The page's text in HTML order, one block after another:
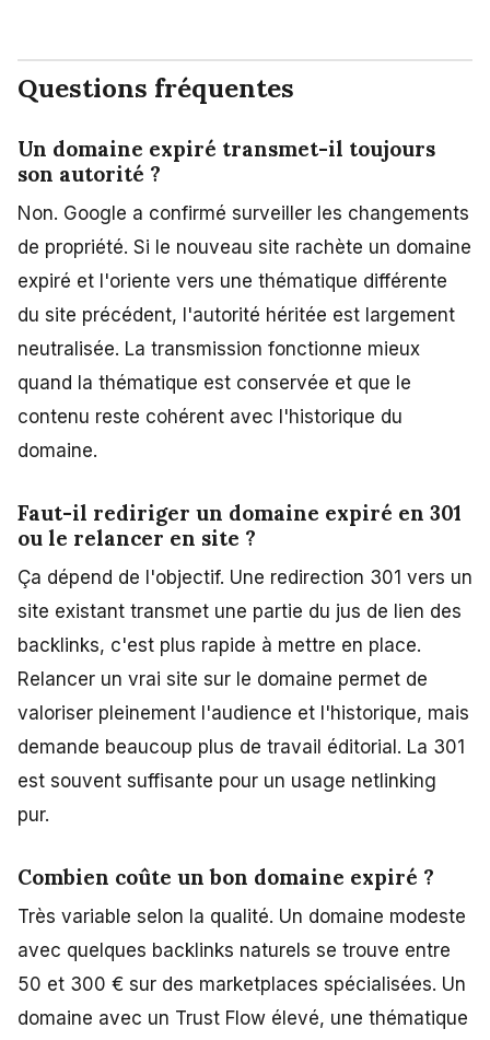
Questions fréquentes
Un domaine expiré transmet-il toujours
son autorité ?
Non. Google a confirmé surveiller les changements
de propriété. Si le nouveau site rachète un domaine
expiré et l'oriente vers une thématique différente
du site précédent, l'autorité héritée est largement
neutralisée. La transmission fonctionne mieux
quand la thématique est conservée et que le
contenu reste cohérent avec l'historique du
domaine.
Faut-il rediriger un domaine expiré en 301
ou le relancer en site ?
Ça dépend de l'objectif. Une redirection 301 vers un
site existant transmet une partie du jus de lien des
backlinks, c'est plus rapide à mettre en place.
Relancer un vrai site sur le domaine permet de
valoriser pleinement l'audience et l'historique, mais
demande beaucoup plus de travail éditorial. La 301
est souvent suffisante pour un usage netlinking
pur.
Combien coûte un bon domaine expiré ?
Très variable selon la qualité. Un domaine modeste
avec quelques backlinks naturels se trouve entre
50 et 300 € sur des marketplaces spécialisées. Un
domaine avec un Trust Flow élevé, une thématique